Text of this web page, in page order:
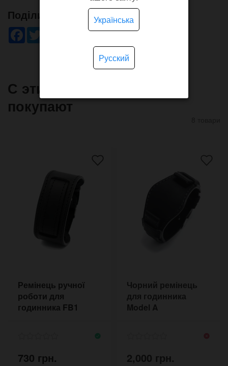
Поділись!
Facebook WhatsApp
ViberPinterestTelegram
С этим товаром часто
покупают
Ремінець ручної
роботи для
годинника FB1
730 грн.
Чорний ремінець
для годинника
Model A
2,000 грн.
Українська
Русский